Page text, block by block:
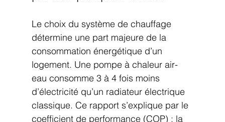
Le choix du système de chauffage
détermine une part majeure de la
consommation énergétique d’un
logement. Une pompe à chaleur air-
eau consomme 3 à 4 fois moins
d’électricité qu’un radiateur électrique
classique. Ce rapport s’explique par le
coefficient de performance (COP) : la